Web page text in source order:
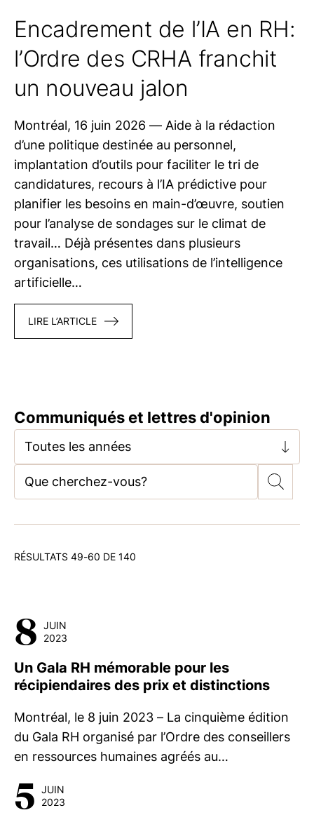
Encadrement de l’IA en RH:
l’Ordre des CRHA franchit
un nouveau jalon
Montréal, 16 juin 2026 — Aide à la rédaction
d’une politique destinée au personnel,
implantation d’outils pour faciliter le tri de
candidatures, recours à l’IA prédictive pour
planifier les besoins en main-d’œuvre, soutien
pour l’analyse de sondages sur le climat de
travail… Déjà présentes dans plusieurs
organisations, ces utilisations de l’intelligence
artificielle…
LIRE L’ARTICLE
Communiqués et lettres d'opinion
Toutes les années
RÉSULTATS 49-60 DE 140
8 JUIN
2023
Un Gala RH mémorable pour les
récipiendaires des prix et distinctions
Montréal, le 8 juin 2023 – La cinquième édition
du Gala RH organisé par l’Ordre des conseillers
en ressources humaines agréés au…
5 JUIN
2023